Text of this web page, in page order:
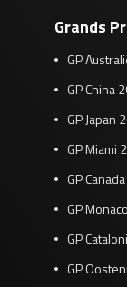
Grands
GP
GP China
GP Japan
GP Miami
GP
GP
GP
GP